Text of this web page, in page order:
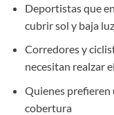
Deportistas que
cubrir sol y baja
Corredores y
necesitan realzar
Quienes prefieren
cobertura